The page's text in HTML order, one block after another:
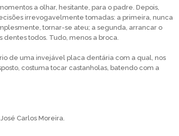
a olhar, hesitante, para o padre. Depois,
irrevogavelmente tomadas: a primeira, nunca
tornar-se ateu; a segunda, arrancar o
dentes todos. Tudo, menos a broca.
de uma invejável placa dentária com a qual, nos
costuma tocar castanholas, batendo com a
Carlos Moreira.